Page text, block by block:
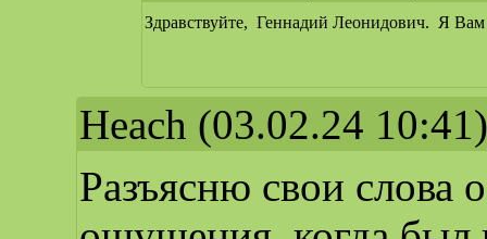
Здравствуйте, Геннадий Леонидович. Я
Heach (03.02.24 10:41)
Разъясню свои слова